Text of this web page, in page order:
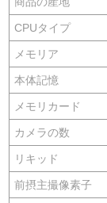
CPUタイプ
メモリア
本体記憶
メモリカード
カメラの数
リキッド
前摂主撮像素子